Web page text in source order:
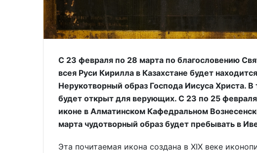
С 23 февраля по 28 марта по благословению
всея Руси Кирилла в Казахстане будет
Нерукотворный образ Господа Иисуса Христа.
будет открыт для верующих. С 23 по 25
иконе в Алматинском Кафедральном
марта чудотворный образ будет пребывать в
Эта почитаемая икона создана в XIX веке